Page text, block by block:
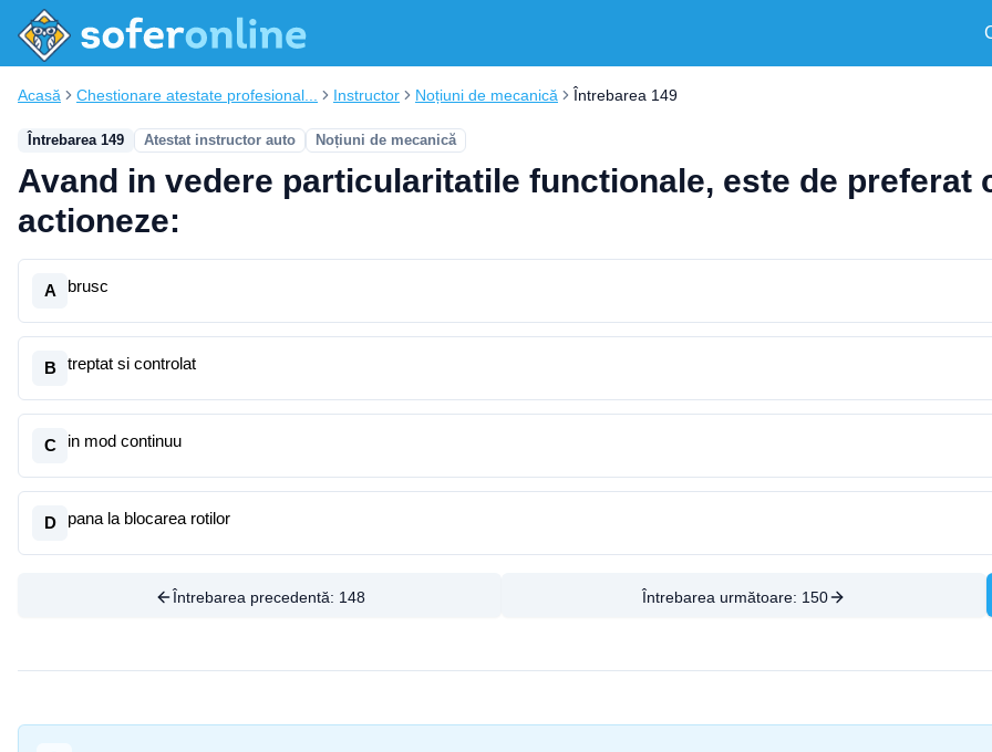
Acasă Chestionare atestate profesional... Instructor Noțiuni de mecanică Întrebarea 149
Întrebarea 149 Atestat instructor auto Noțiuni de mecanică
Avand in vedere particularitatile functionale, este de preferat
actioneze:
A brusc
B treptat si controlat
C in mod continuu
D pana la blocarea rotilor
Întrebarea precedentă: 148 Întrebarea următoare: 150